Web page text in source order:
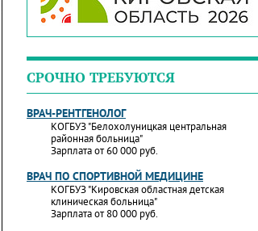
СРОЧНО ТРЕБУЮТСЯ
ВРАЧ-РЕНТГЕНОЛОГ
КОГБУЗ "Белохолуницкая центральная
районная больница"
Зарплата от 60 000 руб.
ВРАЧ ПО СПОРТИВНОЙ МЕДИЦИНЕ
КОГБУЗ "Кировская областная детская
клиническая больница"
Зарплата от 80 000 руб.